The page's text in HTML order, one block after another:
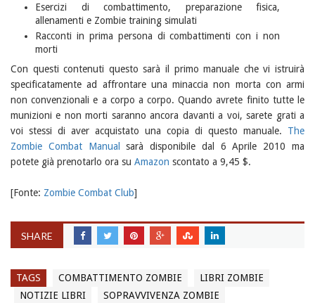
Esercizi di combattimento, preparazione fisica,
allenamenti e Zombie training simulati
Racconti in prima persona di combattimenti con i non
morti
Con questi contenuti questo sarà il primo manuale che vi istruirà
specificatamente ad affrontare una minaccia non morta con armi
non convenzionali e a corpo a corpo. Quando avrete finito tutte le
munizioni e non morti saranno ancora davanti a voi, sarete grati a
voi stessi di aver acquistato una copia di questo manuale. The
Zombie Combat Manual
sarà disponibile dal 6 Aprile 2010 ma
potete già prenotarlo ora su Amazon scontato a 9,45 $.
[Fonte: Zombie Combat Club]
SHARE
TAGS COMBATTIMENTO ZOMBIE
LIBRI ZOMBIE
NOTIZIE LIBRI
SOPRAVVIVENZA ZOMBIE